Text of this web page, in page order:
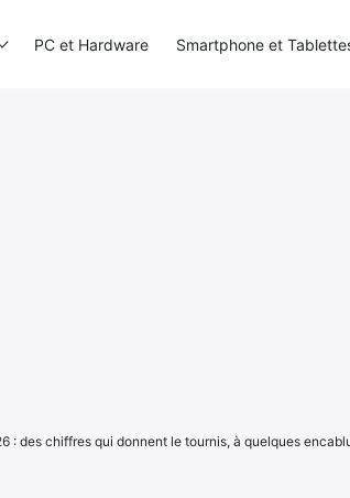
: des chiffres qui donnent le tournis, à quelques
PC et Hardware Smartphone et